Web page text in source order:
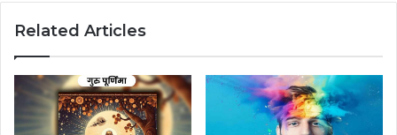
Related Articles